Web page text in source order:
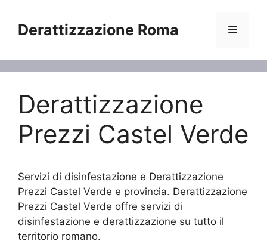
contenuto
Derattizzazione Roma Menu
Derattizzazione
Prezzi Castel Verde
Servizi di disinfestazione e Derattizzazione
Prezzi Castel Verde e provincia. Derattizzazione
Prezzi Castel Verde offre servizi di
disinfestazione e derattizzazione su tutto il
territorio romano.